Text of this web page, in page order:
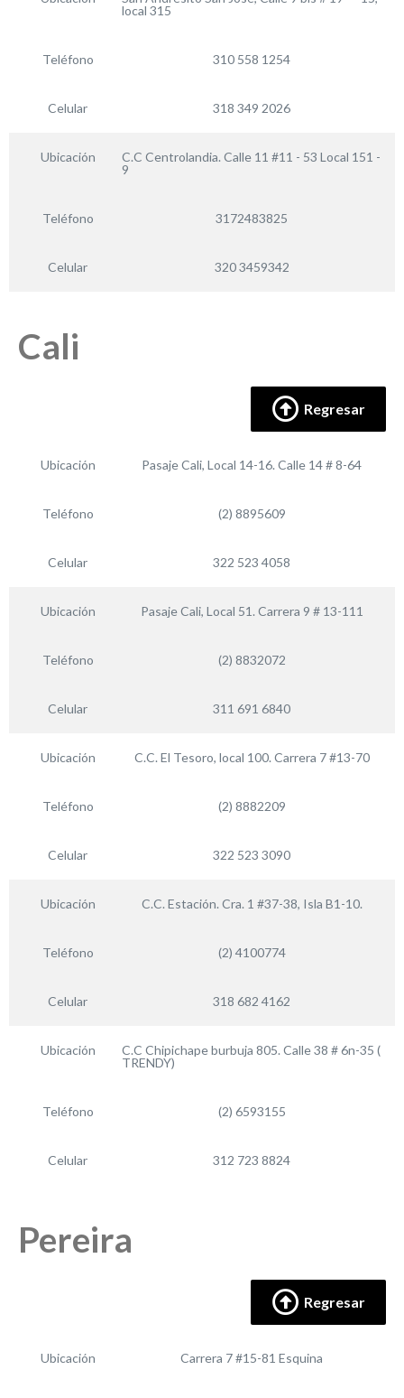
local 315
Teléfono 310 558 1254
Celular 318 349 2026
Ubicación
C.C Centrolandia. Calle 11 #11 - 53 Local 151 -
9
Teléfono 3172483825
Celular 320 3459342
Cali
Regresar
Ubicación Pasaje Cali, Local 14-16. Calle 14 # 8-64
Teléfono (2) 8895609
Celular 322 523 4058
Ubicación Pasaje Cali, Local 51. Carrera 9 # 13-111
Teléfono (2) 8832072
Celular 311 691 6840
Ubicación C.C. El Tesoro, local 100. Carrera 7 #13-70
Teléfono (2) 8882209
Celular 322 523 3090
Ubicación C.C. Estación. Cra. 1 #37-38, Isla B1-10.
Teléfono (2) 4100774
Celular 318 682 4162
Ubicación
C.C Chipichape burbuja 805. Calle 38 # 6n-35 (
TRENDY)
Teléfono (2) 6593155
Celular 312 723 8824
Pereira
Regresar
Ubicación Carrera 7 #15-81 Esquina